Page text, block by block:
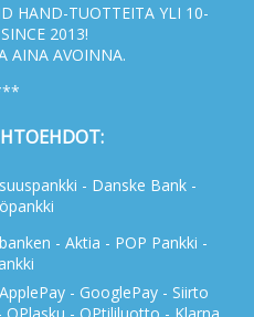
HAND-TUOTTEITA YLI 10-
2013!
AINA AVOINNA.
- Danske Bank -
- Aktia - POP Pankki -
- GooglePay - Siirto